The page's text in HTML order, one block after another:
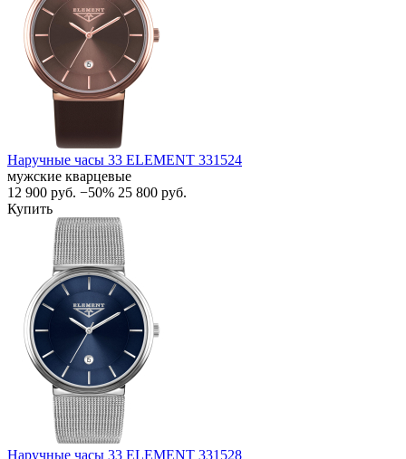
Наручные часы 33 ELEMENT 331524
мужские кварцевые
12 900 руб. −50% 25 800 руб.
Купить
Наручные часы 33 ELEMENT 331528